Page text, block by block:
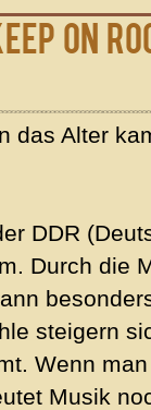
On
das Alter
DDR
Durch die
steigern
Wenn
Musik